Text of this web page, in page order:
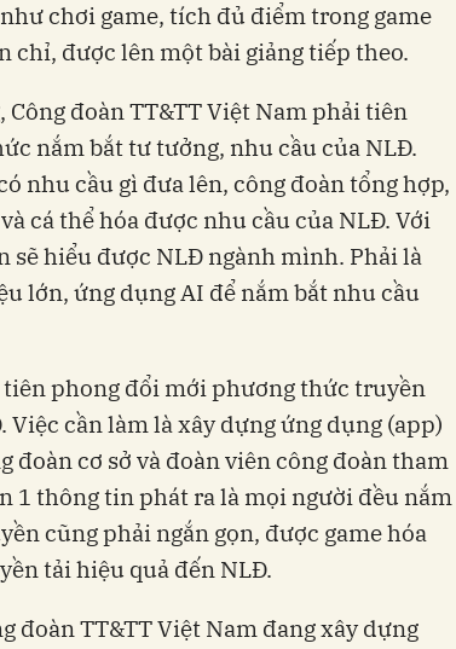
chơi game, tích đủ điểm trong game
được lên một bài giảng tiếp theo.
đoàn TT&TT Việt Nam phải tiên
nắm bắt tư tưởng, nhu cầu của NLĐ.
nhu cầu gì đưa lên, công đoàn tổng hợp,
cá thể hóa được nhu cầu của NLĐ. Với
sẽ hiểu được NLĐ ngành mình. Phải là
lớn, ứng dụng AI để nắm bắt nhu cầu
phong đổi mới phương thức truyền
cần làm là xây dựng ứng dụng (app)
đoàn cơ sở và đoàn viên công đoàn tham
1 thông tin phát ra là mọi người đều nắm
cũng phải ngắn gọn, được game hóa
tải hiệu quả đến NLĐ.
đoàn TT&TT Việt Nam đang xây dựng